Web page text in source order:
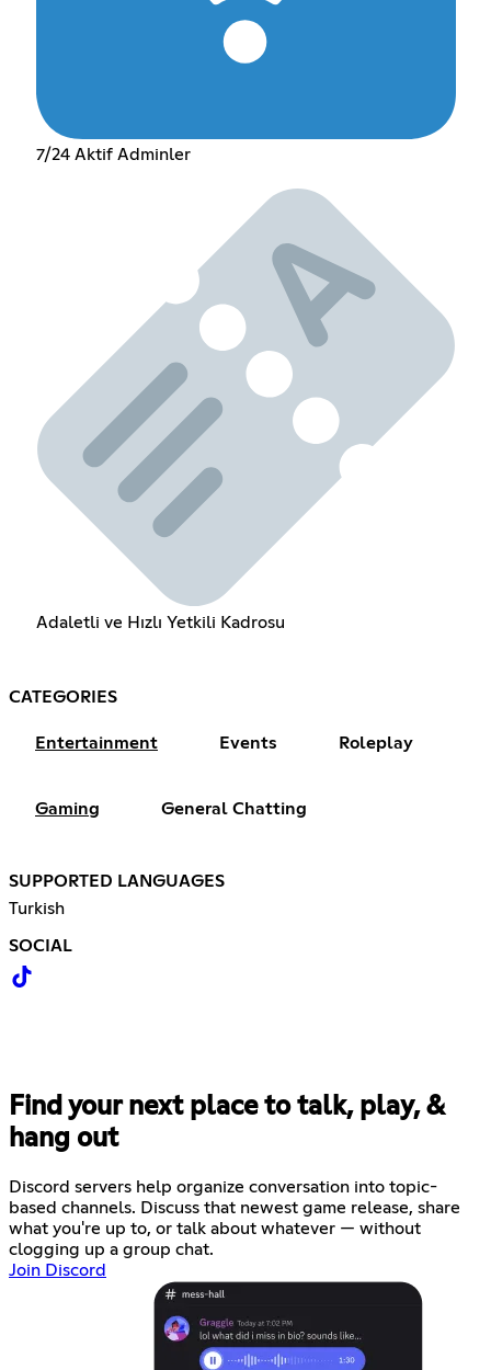
7/24 Aktif Adminler
Adaletli ve Hızlı Yetkili Kadrosu
CATEGORIES
Entertainment Events Roleplay
Gaming General Chatting
SUPPORTED LANGUAGES
Turkish
SOCIAL
Find your next place to talk, play, &
hang out
Discord servers help organize conversation into topic-
based channels. Discuss that newest game release, share
what you're up to, or talk about whatever — without
clogging up a group chat.
Join Discord